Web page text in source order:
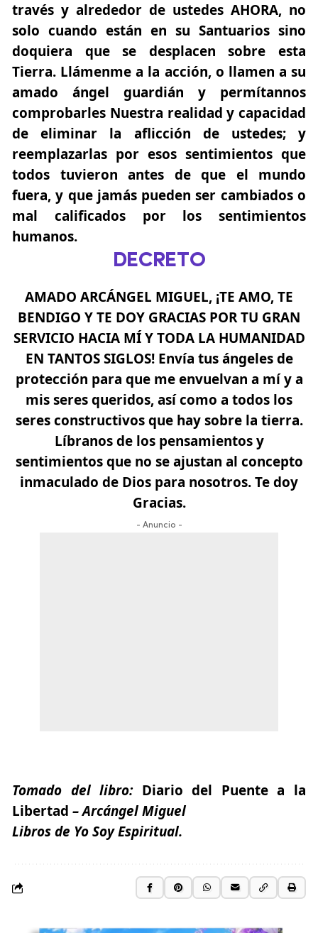
través y alrededor de ustedes AHORA, no
solo cuando están en su Santuarios sino
doquiera que se desplacen sobre esta
Tierra. Llámenme a la acción, o llamen a su
amado ángel guardián y permítannos
comprobarles Nuestra realidad y capacidad
de eliminar la aflicción de ustedes; y
reemplazarlas por esos sentimientos que
todos tuvieron antes de que el mundo
fuera, y que jamás pueden ser cambiados o
mal calificados por los sentimientos
humanos.
DECRETO
AMADO ARCÁNGEL MIGUEL, ¡TE AMO, TE
BENDIGO Y TE DOY GRACIAS POR TU GRAN
SERVICIO HACIA MÍ Y TODA LA HUMANIDAD
EN TANTOS SIGLOS!Envía tus ángeles de
protección para que me envuelvan a mí y a
mis seres queridos, así como a todos los
seres constructivos que hay sobre la tierra.
Líbranos de los pensamientos y
sentimientos que no se ajustan al concepto
inmaculado de Dios para nosotros. Te doy
Gracias.
- Anuncio -
Tomado del libro: Diario del Puente a la
Libertad – Arcángel Miguel
Libros de Yo Soy Espiritual.